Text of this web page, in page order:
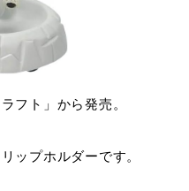
フト」から発売。
ップホルダーです。